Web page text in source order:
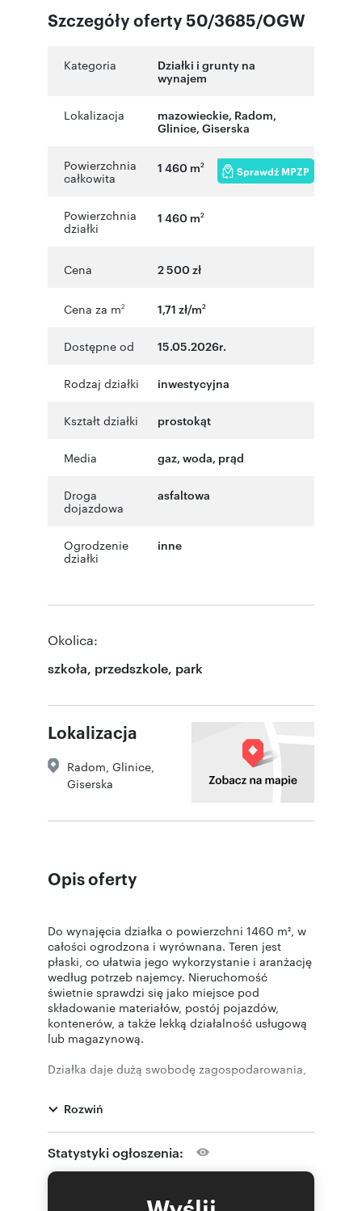
Szczegóły oferty 50/3685/OGW
Kategoria
Działki i grunty na
wynajem
Lokalizacja mazowieckie, Radom,
Glinice, Giserska
Powierzchnia
całkowita
1 460 m2 Sprawdź MPZP
Powierzchnia
działki
1 460 m2
Cena 2 500 zł
Cena za m2 1,71 zł/m2
Dostępne od 15.05.2026r.
Rodzaj działki inwestycyjna
Kształt działki prostokąt
Media gaz, woda, prąd
Droga
dojazdowa
asfaltowa
Ogrodzenie
działki
inne
Okolica:
szkoła, przedszkole, park
Lokalizacja
Radom Glinice
Giserska
Opis oferty
Do wynajęcia działka o powierzchni 1460 m², w
całości ogrodzona i wyrównana. Teren jest
płaski, co ułatwia jego wykorzystanie i aranżację
według potrzeb najemcy. Nieruchomość
świetnie sprawdzi się jako miejsce pod
składowanie materiałów, postój pojazdów,
kontenerów, a także lekką działalność usługową
lub magazynową.
Działka daje dużą swobodę zagospodarowania,
nieruchomości jest wygodny i umożliwia
sprawną logistykę.
Nieruchomość znajduje się w Radomiu przy ul.
Giserskiej, w spokojnej i dobrze skomunikowanej
dojazd do głównych dróg wyjazdowych z
Rozwiń
Statystyki ogłoszenia: